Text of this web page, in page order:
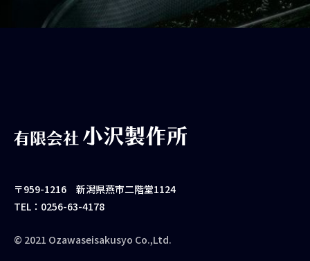
〒959-1216 新潟県燕市二階堂1124
TEL：0256-63-4178
© 2021 Ozawaseisakusyo Co.,Ltd.